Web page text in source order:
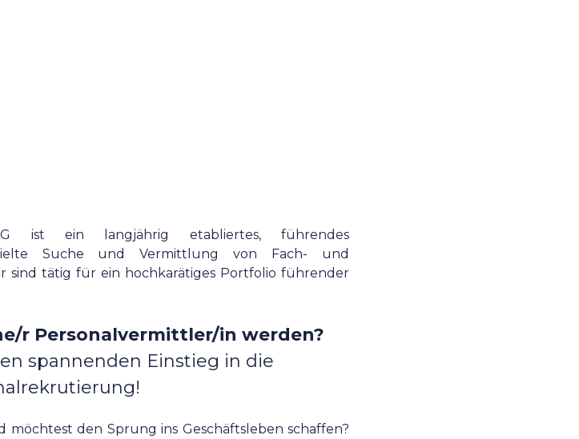
ist ein langjährig etabliertes, führendes
Suche und Vermittlung von Fach- und
sind tätig für ein hochkarätiges Portfolio führender
r Personalvermittler/in werden?
spannenden Einstieg in die
den Sprung ins Geschäftsleben schaffen?